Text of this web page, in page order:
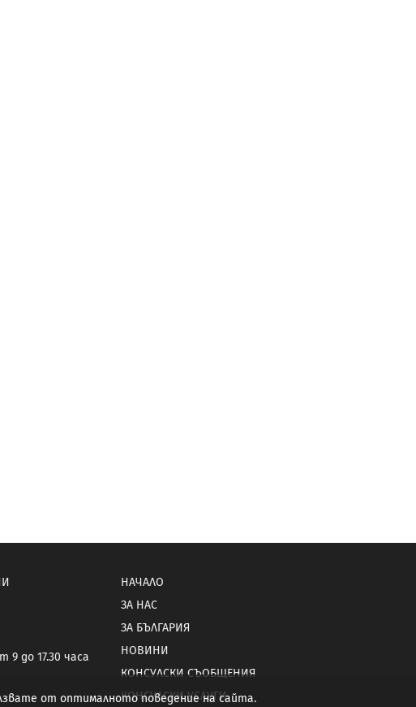
9 до 17.30 часа
НАЧАЛО
ЗА НАС
ЗА БЪЛГАРИЯ
НОВИНИ
КОНСУЛСКИ СЪОБЩЕНИЯ
КОНСУЛСКИ УСЛУГИ
от оптималното поведение на сайта.